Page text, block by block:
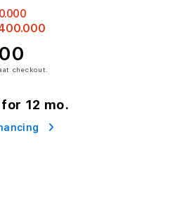
checkout.
12 mo.